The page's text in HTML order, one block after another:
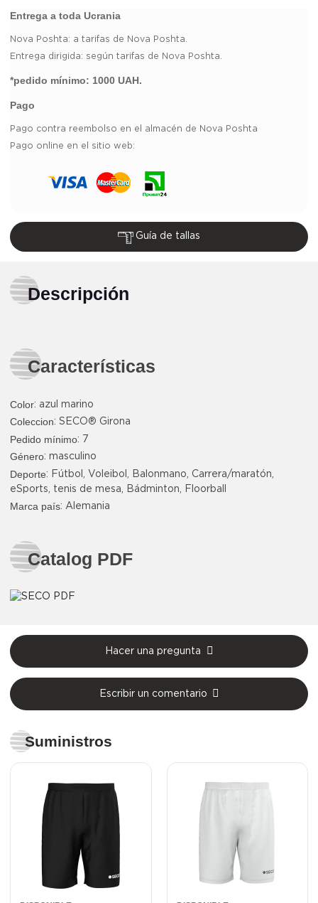
Entrega a toda Ucrania
Nova Poshta: a tarifas de Nova Poshta.
Entrega dirigida: según tarifas de Nova Poshta.
*pedido mínimo: 1000 UAH.
Pago
Pago contra reembolso en el almacén de Nova Poshta
Pago online en el sitio web:
Guía de tallas
Descripción
Características
Color: azul marino
Coleccion: SECO® Girona
Pedido mínimo: 7
Género: masculino
Deporte: Fútbol, Voleibol, Balonmano, Carrera/maratón,
eSports, tenis de mesa, Bádminton, Floorball
Marca país: Alemania
Catalog PDF
Hacer una pregunta
Escribir un comentario
Suministros